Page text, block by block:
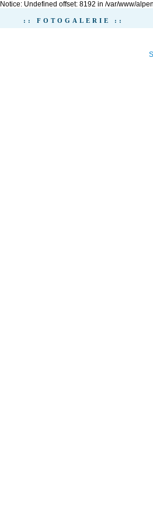
Notice: Undefined offset: 8192 in /var/www/
:: FOTOGALERIE ::